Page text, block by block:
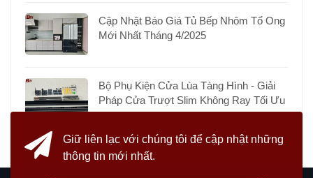
Cập Nhật Báo Giá Tủ Bếp Nhôm Tổ Ong
Mới Nhất Tháng 4/2025
Bộ Phụ Kiện Cửa Lùa Tàng Hình - Giải
Pháp Cửa Trượt Slim Không Ray Tối Ưu
Giữ liên lạc với chúng tôi để cập nhật những
thông tin mới nhất.